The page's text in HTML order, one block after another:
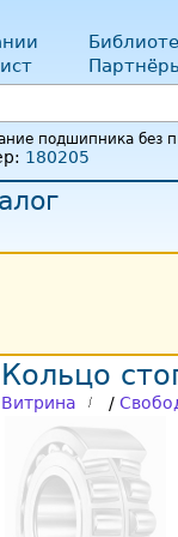
подшипника без
180205
Кольцо
Витрина /